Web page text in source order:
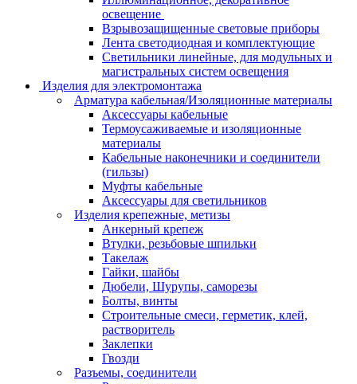
освещение
Взрывозащищенные световые приборы
Лента светодиодная и комплектующие
Светильники линейные, для модульных и
магистральных систем освещения
Изделия для электромонтажа
Арматура кабельная/Изоляционные материалы
Аксессуары кабельные
Термоусаживаемые и изоляционные
материалы
Кабельные наконечники и соединители
(гильзы)
Муфты кабельные
Аксессуары для светильников
Изделия крепежные, метизы
Анкерный крепеж
Втулки, резьбовые шпильки
Такелаж
Гайки, шайбы
Дюбели, Шурупы, саморезы
Болты, винты
Строительные смеси, герметик, клей,
растворитель
Заклепки
Гвозди
Разъемы, соединители